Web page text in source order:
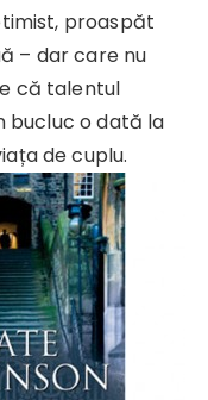
proaspăt
– dar care nu
că talentul
bucluc o dată la
de cuplu.